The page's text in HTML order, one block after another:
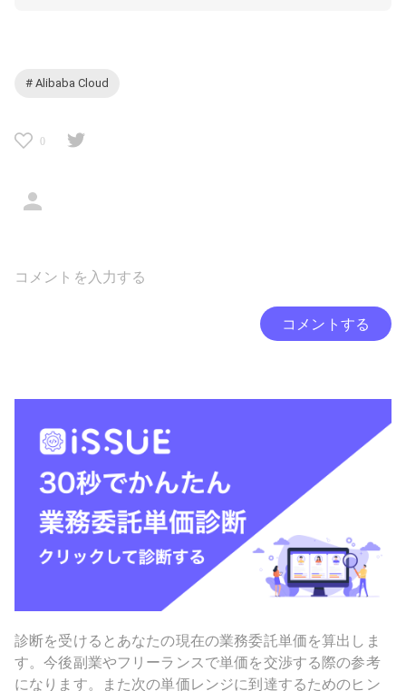
# Alibaba Cloud
0
コメントする
診断を受けるとあなたの現在の業務委託単価を算出しま
す。今後副業やフリーランスで単価を交渉する際の参考
になります。また次の単価レンジに到達するためのヒン